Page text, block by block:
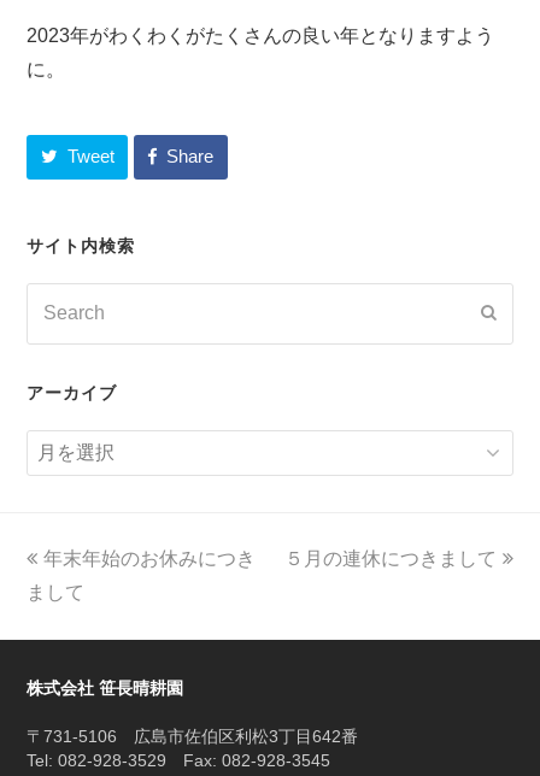
2023年がわくわくがたくさんの良い年となりますよう
に。
Tweet Share
サイト内検索
アーカイブ
ア
ー
ブ
previous
post:
年末年始のお休みにつき
まして
next
５月の連休につきまして
株式会社 笹長晴耕園
〒731-5106 広島市佐伯区利松3丁目642番
Tel: 082-928-3529 Fax: 082-928-3545